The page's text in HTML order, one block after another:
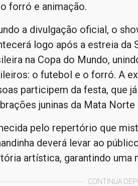
forró e animação.
a divulgação oficial, o
logo após a estreia da
na Copa do Mundo,
o futebol e o forró. A
participem da festa, que
juninas da Mata Norte
pelo repertório que
deverá levar ao
artística, garantindo uma
CONTINUA